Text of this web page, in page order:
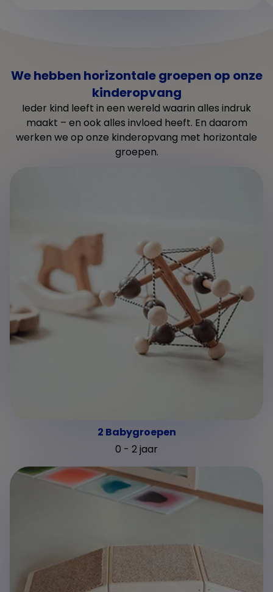
We hebben horizontale groepen op onze
kinderopvang
Ieder kind leeft in een wereld waarin alles indruk
maakt – en ook alles invloed heeft. En daarom
werken we op onze kinderopvang met horizontale
groepen.
2 Babygroepen
0 - 2 jaar